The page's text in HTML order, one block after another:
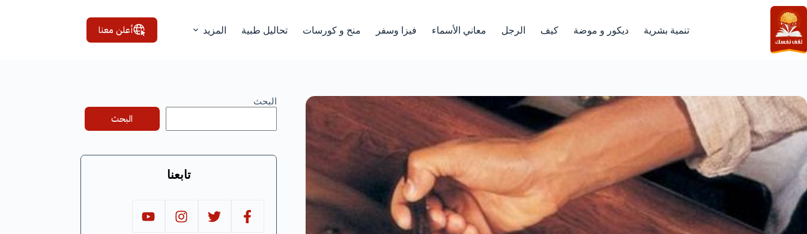
التجاوز
إلى
المحتوى
تنمية بشرية ديكور و موضة كيف الرجل معاني الأسماء فيزا وسفر منح و كورسات تحاليل طبية المزيد أعلن معنا
البحث
البحث
تابعنا